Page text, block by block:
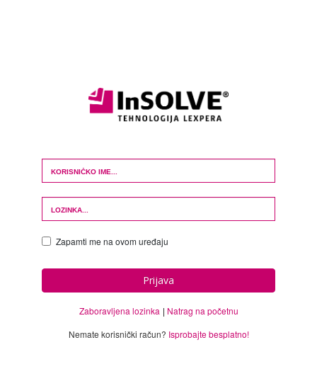
Login Form
Zapamti me na ovom uređaju
Prijava
Zaboravljena lozinka
Natrag na početnu
Nemate korisnički račun? Isprobajte besplatno!